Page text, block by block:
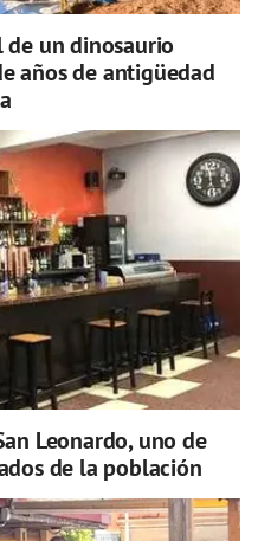
de un dinosaurio
años de antigüedad
Leonardo, uno de
de la población